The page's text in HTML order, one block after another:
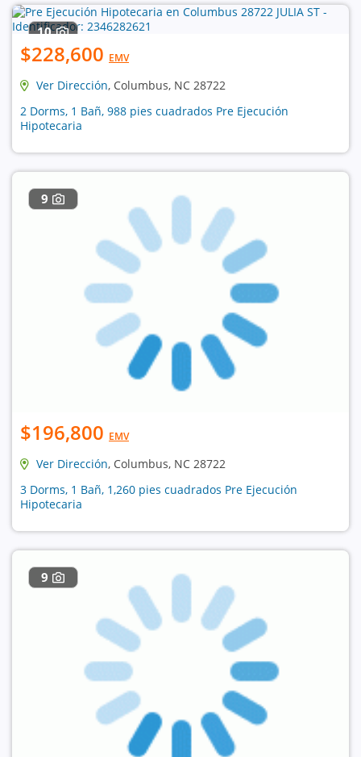
10
$228,600 EMV
Ver Dirección, Columbus, NC 28722
2 Dorms, 1 Bañ, 988 pies cuadrados Pre Ejecución
Hipotecaria
9
$196,800 EMV
Ver Dirección, Columbus, NC 28722
3 Dorms, 1 Bañ, 1,260 pies cuadrados Pre Ejecución
Hipotecaria
9